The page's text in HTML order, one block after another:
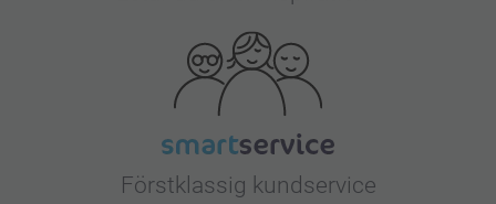
Förstklassig kundservice